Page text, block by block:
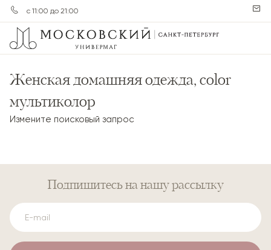
с 11:00 до 21:00
Женская домашняя одежда, color
мультиколор
Измените поисковый запрос
Подпишитесь на нашу рассылку